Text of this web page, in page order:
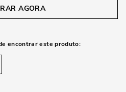
AGORA
encontrar este produto: